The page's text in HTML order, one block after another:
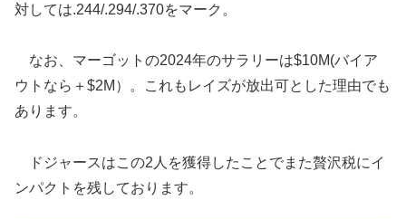
対しては.244/.294/.370をマーク。
なお、マーゴットの2024年のサラリーは$10M(バイア
ウトなら＋$2M）。これもレイズが放出可とした理由でも
あります。
ドジャースはこの2人を獲得したことでまた贅沢税にイ
ンパクトを残しております。